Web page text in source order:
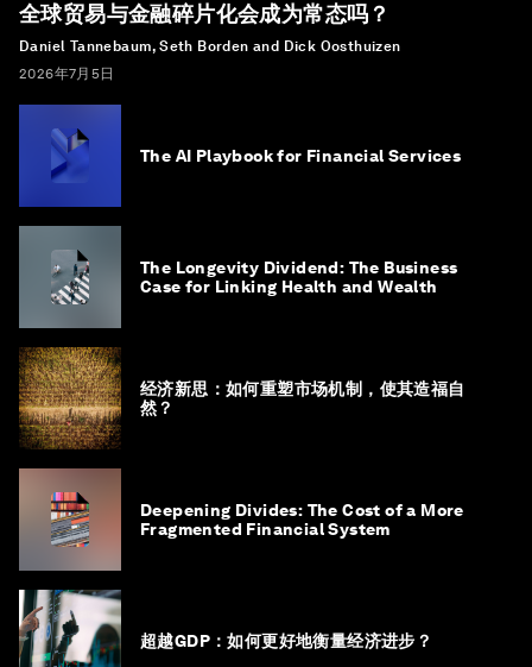
全球贸易与金融碎片化会成为常态吗？
Daniel Tannebaum, Seth Borden and Dick Oosthuizen
2026年7月5日
The AI Playbook for Financial Services
The Longevity Dividend: The Business
Case for Linking Health and Wealth
经济新思：如何重塑市场机制，使其造福自
然？
Deepening Divides: The Cost of a More
Fragmented Financial System
超越GDP：如何更好地衡量经济进步？